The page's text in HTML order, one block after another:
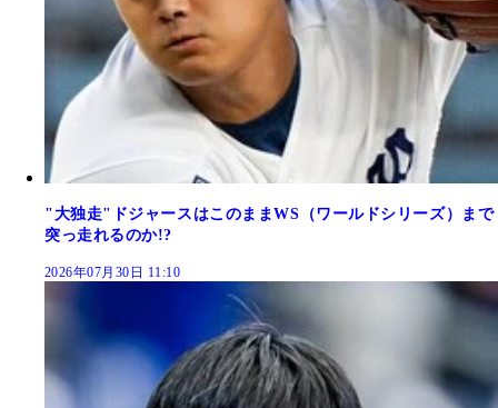
"大独走"ドジャースはこのままWS（ワールドシリーズ）まで
突っ走れるのか!?
2026年07月30日 11:10